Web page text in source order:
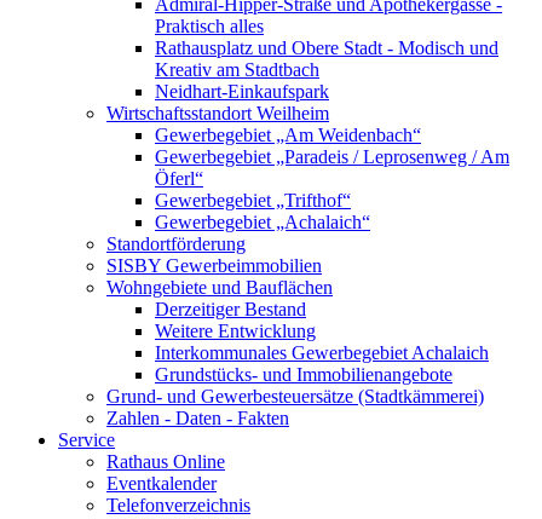
Praktisch alles
Rathausplatz und Obere Stadt - Modisch und
Kreativ am Stadtbach
Neidhart-Einkaufspark
Wirtschaftsstandort Weilheim
Gewerbegebiet „Am Weidenbach“
Gewerbegebiet „Paradeis / Leprosenweg / Am
Öferl“
Gewerbegebiet „Trifthof“
Gewerbegebiet „Achalaich“
Standortförderung
SISBY Gewerbeimmobilien
Wohngebiete und Bauflächen
Derzeitiger Bestand
Weitere Entwicklung
Interkommunales Gewerbegebiet Achalaich
Grundstücks- und Immobilienangebote
Grund- und Gewerbesteuersätze (Stadtkämmerei)
Zahlen - Daten - Fakten
Service
Rathaus Online
Eventkalender
Telefonverzeichnis